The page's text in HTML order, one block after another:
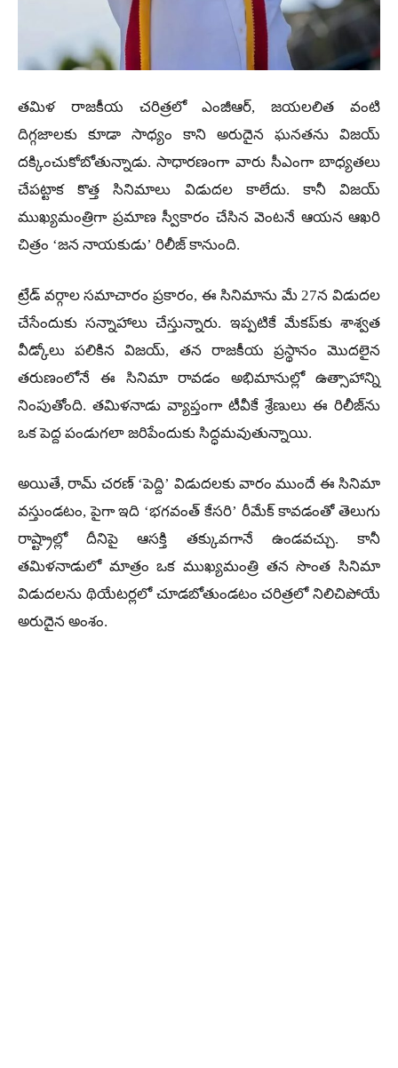
తమిళ రాజకీయ చరిత్రలో ఎంజీఆర్, జయలలిత వంటి
దిగ్గజాలకు కూడా సాధ్యం కాని అరుదైన ఘనతను విజయ్
దక్కించుకోబోతున్నాడు. సాధారణంగా వారు సీఎంగా బాధ్యతలు
చేపట్టాక కొత్త సినిమాలు విడుదల కాలేదు. కానీ విజయ్
ముఖ్యమంత్రిగా ప్రమాణ స్వీకారం చేసిన వెంటనే ఆయన ఆఖరి
చిత్రం ‘జన నాయకుడు’ రిలీజ్ కానుంది.
ట్రేడ్ వర్గాల సమాచారం ప్రకారం, ఈ సినిమాను మే 27న విడుదల
చేసేందుకు సన్నాహాలు చేస్తున్నారు. ఇప్పటికే మేకప్‌కు శాశ్వత
వీడ్కోలు పలికిన విజయ్, తన రాజకీయ ప్రస్థానం మొదలైన
తరుణంలోనే ఈ సినిమా రావడం అభిమానుల్లో ఉత్సాహాన్ని
నింపుతోంది. తమిళనాడు వ్యాప్తంగా టీవీకే శ్రేణులు ఈ రిలీజ్‌ను
ఒక పెద్ద పండుగలా జరిపేందుకు సిద్ధమవుతున్నాయి.
అయితే, రామ్ చరణ్ ‘పెద్ది’ విడుదలకు వారం ముందే ఈ సినిమా
వస్తుండటం, పైగా ఇది ‘భగవంత్ కేసరి’ రీమేక్ కావడంతో తెలుగు
రాష్ట్రాల్లో దీనిపై ఆసక్తి తక్కువగానే ఉండవచ్చు. కానీ
తమిళనాడులో మాత్రం ఒక ముఖ్యమంత్రి తన సొంత సినిమా
విడుదలను థియేటర్లలో చూడబోతుండటం చరిత్రలో నిలిచిపోయే
అరుదైన అంశం.